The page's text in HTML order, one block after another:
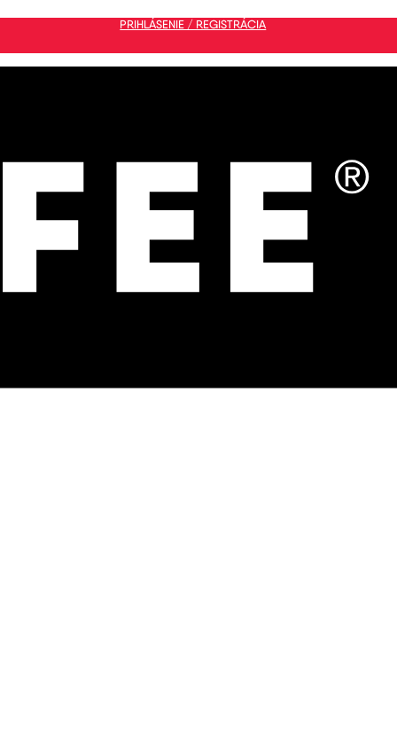
PRIHLÁSENIE / REGISTRÁCIA